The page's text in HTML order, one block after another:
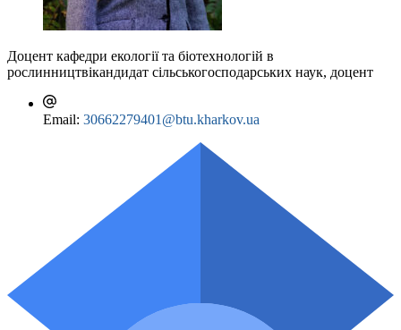
Доцент кафедри екології та біотехнологій в
рослинництвікандидат сільськогосподарських наук, доцент
Email: 30662279401@btu.kharkov.ua